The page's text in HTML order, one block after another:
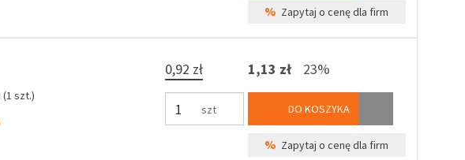
% Zapytaj o cenę dla firm
(1 szt.)
0,92 zł
szt
1,13 zł 23%
DO KOSZYKA
% Zapytaj o cenę dla firm